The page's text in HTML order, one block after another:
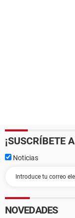
¡SUSCRÍBETE
Noticias
NOVEDADES